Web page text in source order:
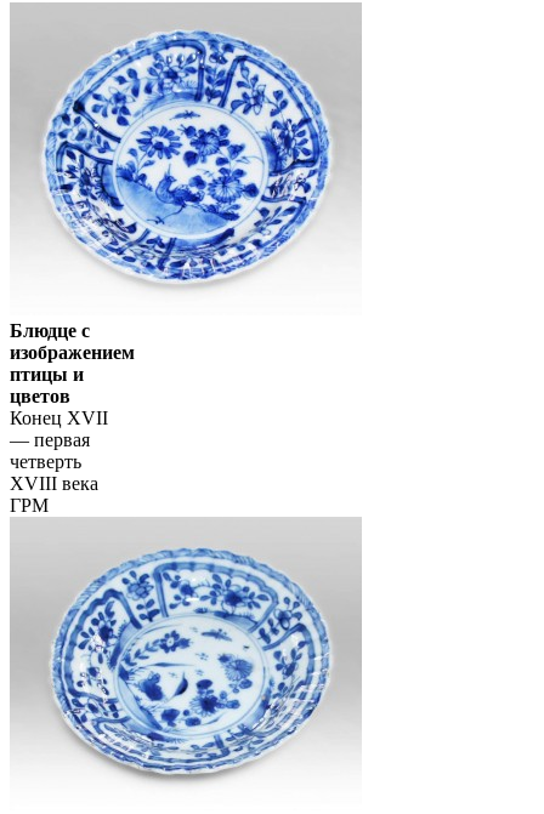
Блюдце с
изображением
птицы и
цветов
Конец XVII
— первая
четверть
XVIII века
ГРМ